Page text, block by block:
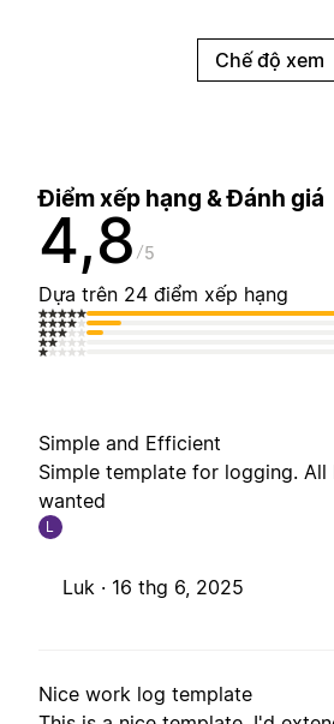
Chế độ xem
Điểm xếp hạng & Đánh giá
4,8 5
Dựa trên 24 điểm xếp hạng
Simple and Efficient
Simple template for logging. All
wanted
L
Luk · 16 thg 6, 2025
Nice work log template